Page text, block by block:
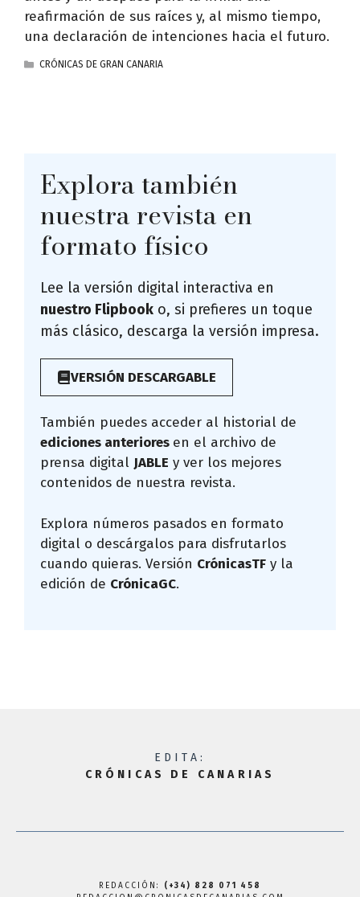
reafirmación de sus raíces y, al mismo tiempo,
una declaración de intenciones hacia el futuro.
CATEGORÍAS
CRÓNICAS DE GRAN CANARIA
Explora también
nuestra revista en
formato físico
Lee la versión digital interactiva en
nuestro Flipbook o, si prefieres un toque
más clásico, descarga la versión impresa.
VERSIÓN DESCARGABLE
También puedes acceder al historial de
ediciones anteriores en el archivo de
prensa digital JABLE y ver los mejores
contenidos de nuestra revista.
Explora números pasados en formato
digital o descárgalos para disfrutarlos
cuando quieras. Versión CrónicasTF y la
edición de CrónicaGC.
EDITA:
CRÓNICAS DE CANARIAS
REDACCIÓN: (+34) 828 071 458